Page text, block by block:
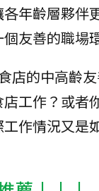
年齡層夥伴
友善的職場
店的中高齡
工作？或者
作情況又是